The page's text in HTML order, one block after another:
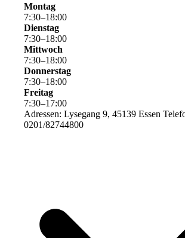
Montag
7:30–18:00
Dienstag
7:30–18:00
Mittwoch
7:30–18:00
Donnerstag
7:30–18:00
Freitag
7:30–17:00
Adressen: Lysegang 9, 45139 Essen
0201/82744800